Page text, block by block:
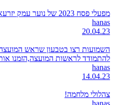
מפעלי פסח 2023 של נוער עמק יזרעאל
hanas
20.04.23
השמועות רצו בטבעון שראש
להתמודד לראשות המועצה,הזמנו
hanas
14.04.23
צהלולי מלחמה!
hanas